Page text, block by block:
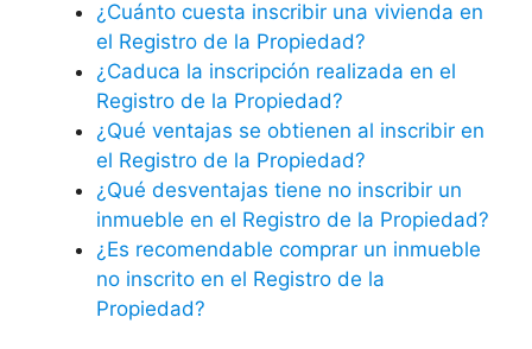
¿Cuánto cuesta inscribir una vivienda en
el Registro de la Propiedad?
¿Caduca la inscripción realizada en el
Registro de la Propiedad?
¿Qué ventajas se obtienen al inscribir en
el Registro de la Propiedad?
¿Qué desventajas tiene no inscribir un
inmueble en el Registro de la Propiedad?
¿Es recomendable comprar un inmueble
no inscrito en el Registro de la
Propiedad?